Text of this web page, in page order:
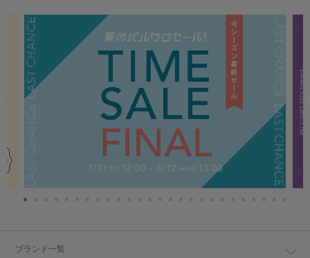
ブランド一覧